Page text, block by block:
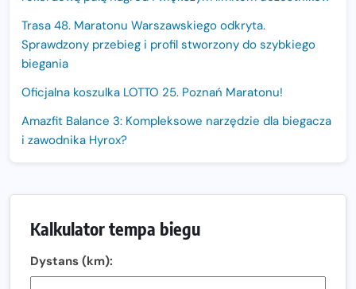
Trasa 48. Maratonu Warszawskiego odkryta.
Sprawdzony przebieg i profil stworzony do szybkiego
biegania
Oficjalna koszulka LOTTO 25. Poznań Maratonu!
Amazfit Balance 3: Kompleksowe narzędzie dla biegacza
i zawodnika Hyrox?
Ostatnie wolne miejsca na jubileuszowy Bieg
dniu.
Złota Seria 42 rośnie. Coraz więcej maratończyków
Kalkulator tempa biegu
Dystans (km):